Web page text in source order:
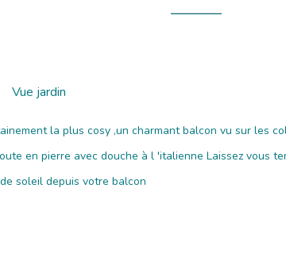
Vue jardin
la plus cosy ,un charmant balcon vu sur les
en pierre avec douche à l 'italienne Laissez vous
soleil depuis votre balcon